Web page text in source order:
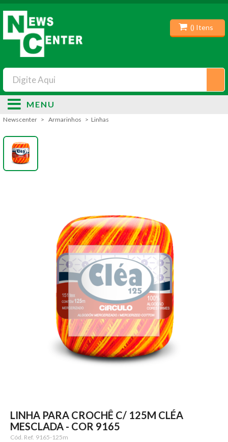
() Itens
MENU
Newscenter Armarinhos Linhas
LINHA PARA CROCHÊ C/ 125M CLÉA
MESCLADA - COR 9165
Cód. Ref. 9165-125m